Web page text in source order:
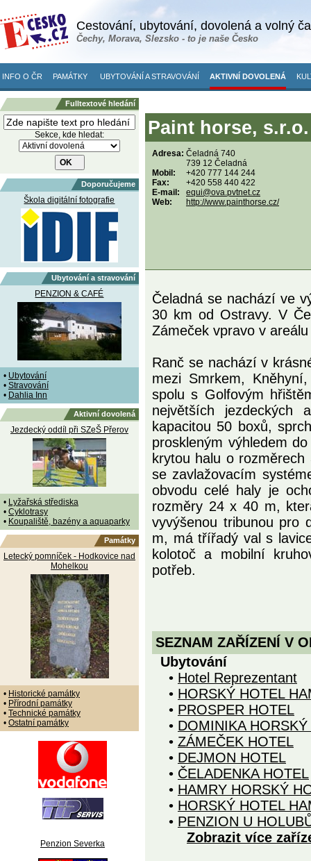
Cestování, ubytování, dovolená a volný
Čechy, Morava, Slezsko - to je naše Česko
INFO O ČR PAMÁTKY UBYTOVÁNÍ A STRAVOVÁNÍ AKTIVNÍ DOVOLENÁ
Fulltextové hledání
Sekce, kde hledat:
Doporučujeme
Škola digitální fotografie
Ubytování a stravování
PENZION & CAFÉ
• Ubytování
• Stravování
• Dahlia Inn
Aktivní dovolená
Jezdecký oddíl při SZeŠ Přerov
• Lyžařská střediska
• Cyklotrasy
• Koupaliště, bazény a aquaparky
Památky
Letecký pomníček - Hodkovice nad
Mohelkou
• Historické památky
• Přírodní památky
• Technické památky
• Ostatní památky
Penzion Severka
Paint horse,
Adresa: Čeladná 740
739 12 Čeladná
Mobil:
+420 777 144 244
Fax:
+420 558 440 422
E-mail:
equi@ova.pvtnet.cz
Web:
http://www.painthorse.cz/
Čeladná se nachází ve
30 km od Ostravy. V
Zámeček vpravo v
Ranč se nachází v
mezi Smrkem,
spolu s Golfovým
největších
kapacitou 50 boxů,
proskleným výhledem
krytou halu o
se zavlažovacím
obvodu celé haly je
rozměry 24 x 40 m,
vyvýšenou tribunou pro
m, má třířadý val s
kolotoč a mobilní
potřeb.
SEZNAM ZAŘÍZENÍ V
Ubytování
• Hotel Reprezentant
• HORSKÝ HOTEL
• PROSPER HOTEL
• DOMINIKA
• ZÁMEČEK HOTEL
• DEJMON HOTEL
• ČELADENKA HOTEL
• HAMRY HORSKÝ
• HORSKÝ HOTEL
• PENZION U
Zobrazit více